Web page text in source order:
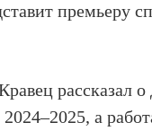
премьеру
рассказал о
2024–2025, а